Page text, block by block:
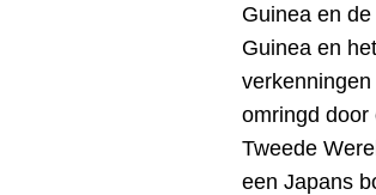
Guinea en de
Guinea en
omringd door
Tweede
een Japans